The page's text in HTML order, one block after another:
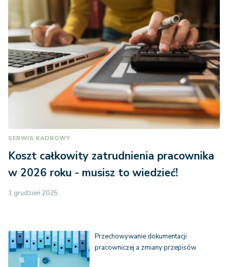
SERWIS KADROWY
Koszt całkowity zatrudnienia pracownika
w 2026 roku - musisz to wiedzieć!
1 grudzień 2025
Przechowywanie dokumentacji
pracowniczej a zmiany przepisów